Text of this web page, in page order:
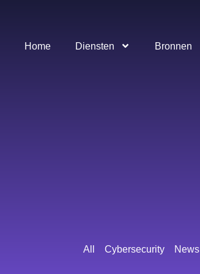
Home Diensten Bronnen
Cybersecurity News
All